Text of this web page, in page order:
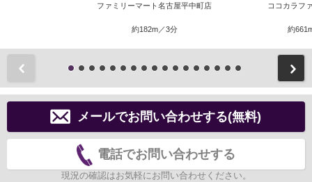
ファミリーマート名古屋平中町店
約182m／3分
ココカラフ
約
メールでお問い合わせする(無料)
電話でお問い合わせする
現況の確認はお気軽にお問い合わせください。